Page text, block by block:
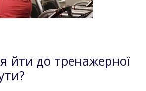
йти до тренажерної